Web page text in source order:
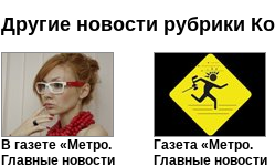
Другие новости рубрики
В газете «Метро.
Главные новости
Газета «Метро.
Главные новости